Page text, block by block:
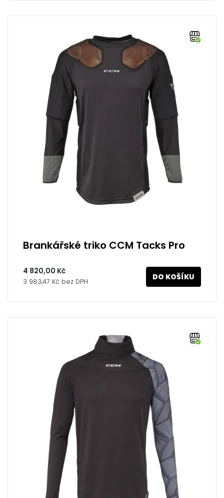
Brankářské triko CCM Tacks Pro
4 820,00 Kč
3 983,47 Kč bez DPH DO KOŠÍKU